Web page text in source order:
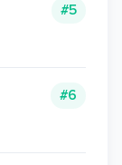
#5
#6